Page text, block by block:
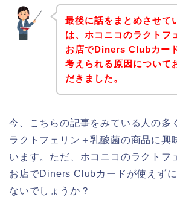
最後に話をまとめさせて
は、ホコニコのラクトフ
お店でDiners Clubカー
考えられる原因について
だきました。
今、こちらの記事をみている人の多
ラクトフェリン＋乳酸菌の商品に興
います。ただ、ホコニコのラクトフ
お店でDiners Clubカードが使えず
ないでしょうか？